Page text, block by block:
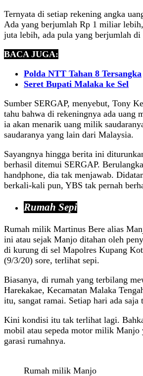
Ternyata di setiap rekening angka
Ada yang berjumlah Rp 1 miliar
juta lebih, ada pula yang berjumlah
BACA JUGA:
Polda NTT Tahan 8 Tersangka
Seret Bupati Malaka ke Sel
Sumber SERGAP, menyebut, Tony
tahu bahwa di rekeningnya ada uang
ia akan menarik uang milik
saudaranya yang lain dari Malaysia.
Sayangnya hingga berita ini
berhasil ditemui SERGAP.
handphone, dia tak menjawab.
berkali-kali pun, YBS tak pernah
Rumah Sepi
Rumah milik Martinus Bere alias
ini atau sejak Manjo ditahan oleh
di kurung di sel Mapolres Kupang
(9/3/20) sore, terlihat sepi.
Biasanya, di rumah yang terbilang
Harekakae, Kecamatan Malaka
itu, sangat ramai. Setiap hari ada saja
Kini kondisi itu tak terlihat lagi.
mobil atau sepeda motor milik
garasi rumahnya.
Rumah milik Manjo